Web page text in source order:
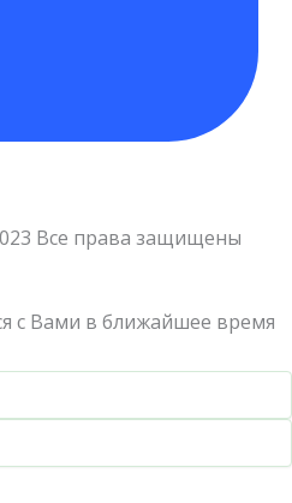
Все права защищены
с Вами в ближайшее время